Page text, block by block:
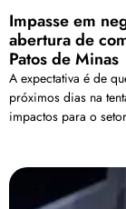
Impasse em
abertura de
Patos de Minas
A expectativa é de
próximos dias na
impactos para o setor